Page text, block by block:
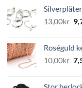
13,00kr
Roséguld
10,00kr